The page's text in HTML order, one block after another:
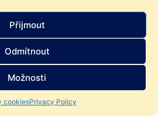
Přijmout
Odmítnout
Možnosti
cookiesPrivacy Policy